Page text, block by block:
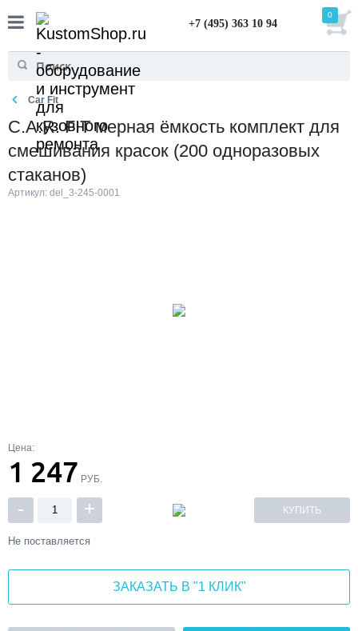
+7 (495) 363 10 94
0
Car Fit
C.A.R. FIT мерная ёмкость комплект для
смешивания красок (200 одноразовых
стаканов)
Артикул: del_3-245-0001
Цена:
1 247 РУБ.
- + КУПИТЬ
Не поставляется
ЗАКАЗАТЬ В "1 КЛИК"